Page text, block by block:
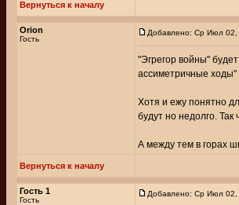
Вернуться к началу
Orion
Гость
Добавлено: Ср Июл 02,
"Эгрегор войны"
ассиметричные ходы"
Хотя и ежу понятно
будут но недолго.
А между тем в горах
Вернуться к началу
Гость 1
Гость
Добавлено: Ср Июл 02,